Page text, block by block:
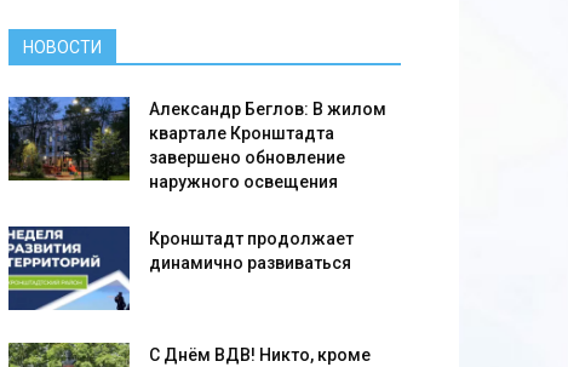
НОВОСТИ
Александр Беглов: В жилом
квартале Кронштадта
завершено обновление
наружного освещения
Кронштадт продолжает
динамично развиваться
С Днём ВДВ! Никто, кроме